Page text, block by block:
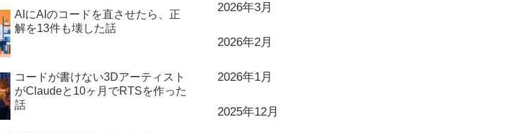
AIにAIのコードを直させたら、正
解を13件も壊した話
コードが書けない3Dアーティスト
がClaudeと10ヶ月でRTSを作った
話
2026年3月
2026年2月
2026年1月
2025年12月